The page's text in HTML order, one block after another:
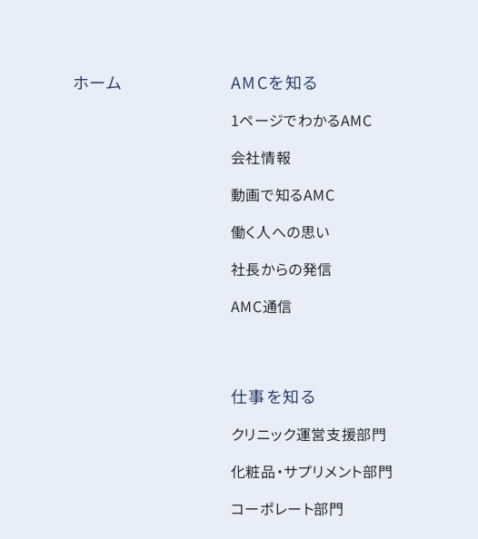
ホーム AMCを知る
1ページでわかるAMC
会社情報
動画で知るAMC
働く人への思い
社長からの発信
AMC通信
仕事を知る
クリニック運営支援部門
化粧品・サプリメント部門
コーポレート部門